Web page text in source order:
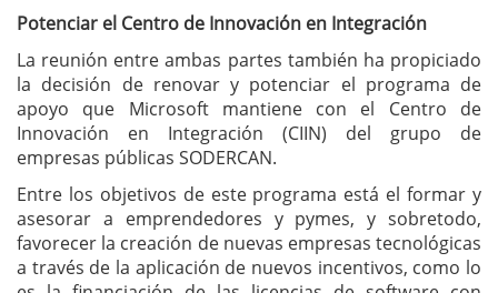
Potenciar el Centro de Innovación en Integración
La reunión entre ambas partes también ha propiciado
la decisión de renovar y potenciar el programa de
apoyo que Microsoft mantiene con el Centro de
Innovación en Integración (CIIN) del grupo de
empresas públicas SODERCAN.
Entre los objetivos de este programa está el formar y
asesorar a emprendedores y pymes, y sobretodo,
favorecer la creación de nuevas empresas tecnológicas
a través de la aplicación de nuevos incentivos, como lo